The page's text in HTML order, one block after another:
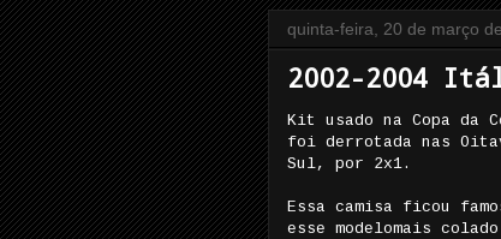
quinta-feira, 20 de março
2002-2004
Kit usado na Copa da
foi derrotada nas
Sul, por 2x1.
Essa camisa ficou
esse modelomais